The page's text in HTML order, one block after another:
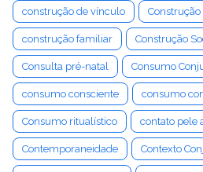
construção de vínculo
construção familiar Construção
Consulta pré-natal Consumo
consumo consciente consumo
Consumo ritualístico contato pele
Contemporaneidade Contexto